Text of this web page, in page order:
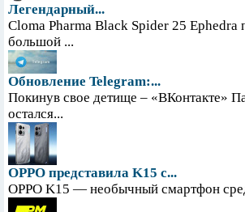
Легендарный...
Cloma Pharma Black Spider 25 Ephedra
большой ...
Обновление Telegram:...
Покинув свое детище – «ВКонтакте»
остался...
OPPO представила K15 с...
OPPO K15 — необычный смартфон